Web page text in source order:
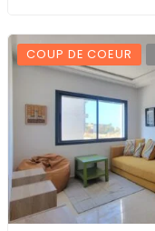
COUP DE COEUR